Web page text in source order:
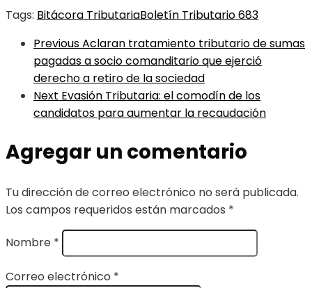
Tags: Bitácora TributariaBoletín Tributario 683
PreviousAclaran tratamiento tributario de sumas
pagadas a socio comanditario que ejerció
derecho a retiro de la sociedad
Next Evasión Tributaria: el comodín de los
candidatos para aumentar la recaudación
Agregar un comentario
Tu dirección de correo electrónico no será publicada.
Los campos requeridos están marcados *
Nombre *
Correo electrónico *